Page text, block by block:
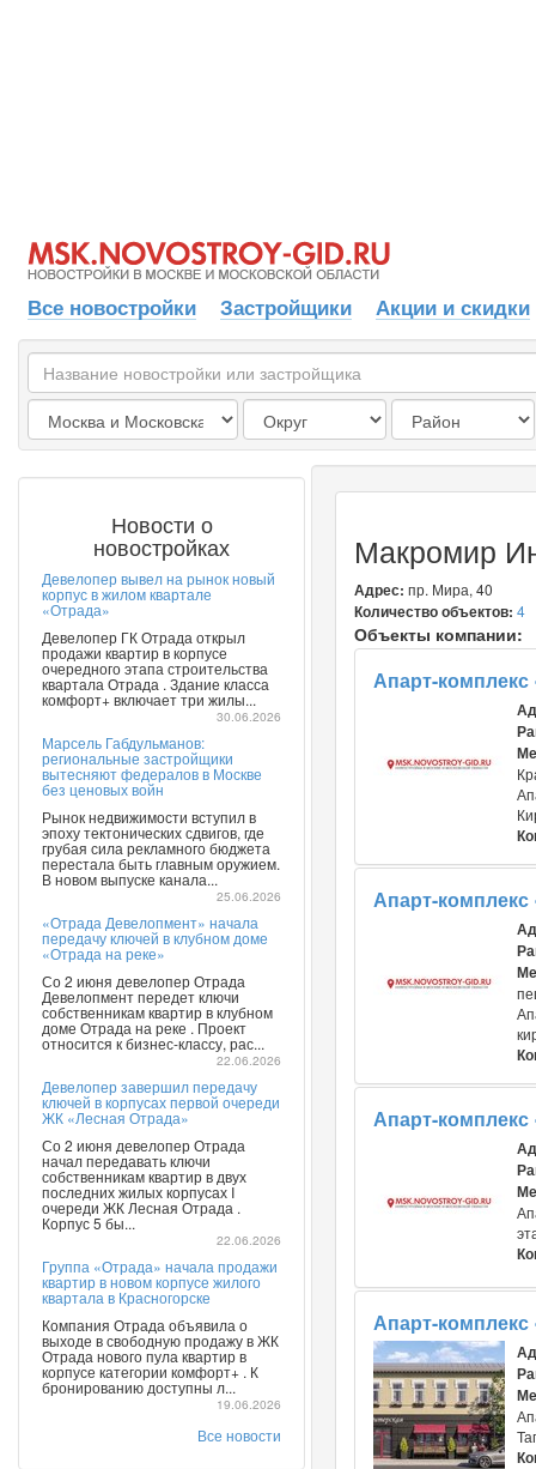
Все новостройки Застройщики Акции и скидки
Новости о
новостройках
Девелопер вывел на рынок новый
корпус в жилом квартале
«Отрада»
Девелопер ГК Отрада открыл
продажи квартир в корпусе
очередного этапа строительства
квартала Отрада . Здание класса
комфорт+ включает три жилы...
30.06.2026
Марсель Габдульманов:
региональные застройщики
вытесняют федералов в Москве
без ценовых войн
Рынок недвижимости вступил в
эпоху тектонических сдвигов, где
грубая сила рекламного бюджета
перестала быть главным оружием.
В новом выпуске канала...
25.06.2026
«Отрада Девелопмент» начала
передачу ключей в клубном доме
«Отрада на реке»
Со 2 июня девелопер Отрада
Девелопмент передет ключи
собственникам квартир в клубном
доме Отрада на реке . Проект
относится к бизнес-классу, рас...
22.06.2026
Девелопер завершил передачу
ключей в корпусах первой очереди
ЖК «Лесная Отрада»
Со 2 июня девелопер Отрада
начал передавать ключи
собственникам квартир в двух
последних жилых корпусах I
очереди ЖК Лесная Отрада .
Корпус 5 бы...
22.06.2026
Группа «Отрада» начала продажи
квартир в новом корпусе жилого
квартала в Красногорске
Компания Отрада объявила о
выходе в свободную продажу в ЖК
Отрада нового пула квартир в
корпусе категории комфорт+ . К
бронированию доступны л...
19.06.2026
Все новости
Макромир
Адрес: пр. Мира, 40
Количество объектов: 4
Объекты компании:
Апарт-
Апарт-
Апарт-
Апарт-комплекс